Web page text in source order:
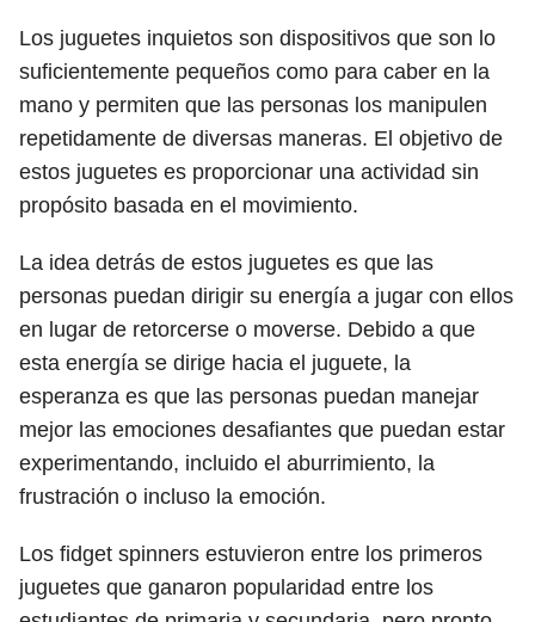
Los juguetes inquietos son dispositivos que son lo
suficientemente pequeños como para caber en la
mano y permiten que las personas los manipulen
repetidamente de diversas maneras. El objetivo de
estos juguetes es proporcionar una actividad sin
propósito basada en el movimiento.
La idea detrás de estos juguetes es que las
personas puedan dirigir su energía a jugar con ellos
en lugar de retorcerse o moverse. Debido a que
esta energía se dirige hacia el juguete, la
esperanza es que las personas puedan manejar
mejor las emociones desafiantes que puedan estar
experimentando, incluido el aburrimiento, la
frustración o incluso la emoción.
Los fidget spinners estuvieron entre los primeros
juguetes que ganaron popularidad entre los